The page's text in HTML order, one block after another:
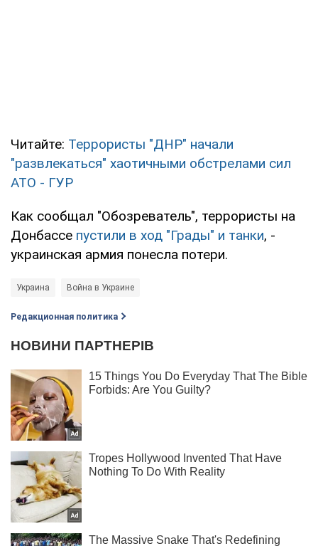
Читайте: Террористы "ДНР" начали
"развлекаться" хаотичными обстрелами сил
АТО - ГУР
Как сообщал "Обозреватель", террористы на
Донбассе пустили в ход "Грады" и танки, -
украинская армия понесла потери.
Украина Война в Украине
Редакционная политика